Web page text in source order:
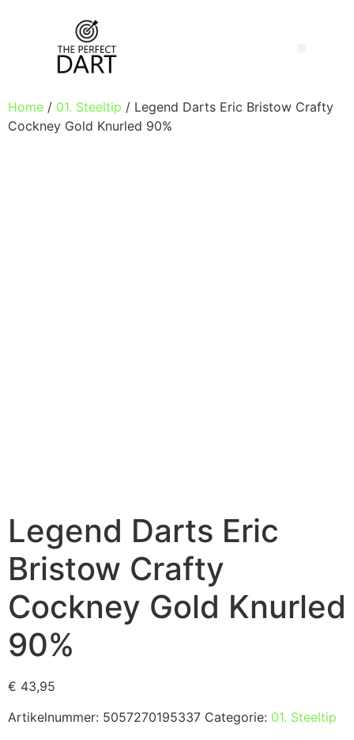
Home / 01. Steeltip / Legend Darts Eric Bristow Crafty
Cockney Gold Knurled 90%
Legend Darts Eric
Bristow Crafty
Cockney Gold Knurled
90%
€ 43,95
Artikelnummer: 5057270195337 Categorie: 01. Steeltip